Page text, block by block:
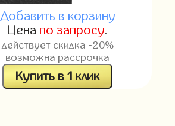
Добавить в корзину
Цена по запросу.
действует скидка -20%
возможна рассрочка
Купить в 1 клик